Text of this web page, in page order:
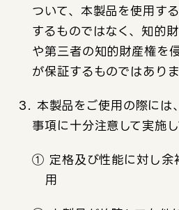
ついて、本製品を使用す
するものではなく、知的
や第三者の知的財産権を
が保証するものではありま
3. 本製品をご使用の際には
事項に十分注意して実施し
① 定格及び性能に対し余
用